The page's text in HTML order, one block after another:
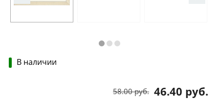
В наличии
46.40 руб.
58.00 руб.